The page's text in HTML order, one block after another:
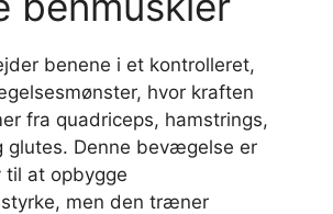
benene i et kontrolleret,
hvor kraften
fra quadriceps, hamstrings,
glutes. Denne bevægelse er
at opbygge
men den træner